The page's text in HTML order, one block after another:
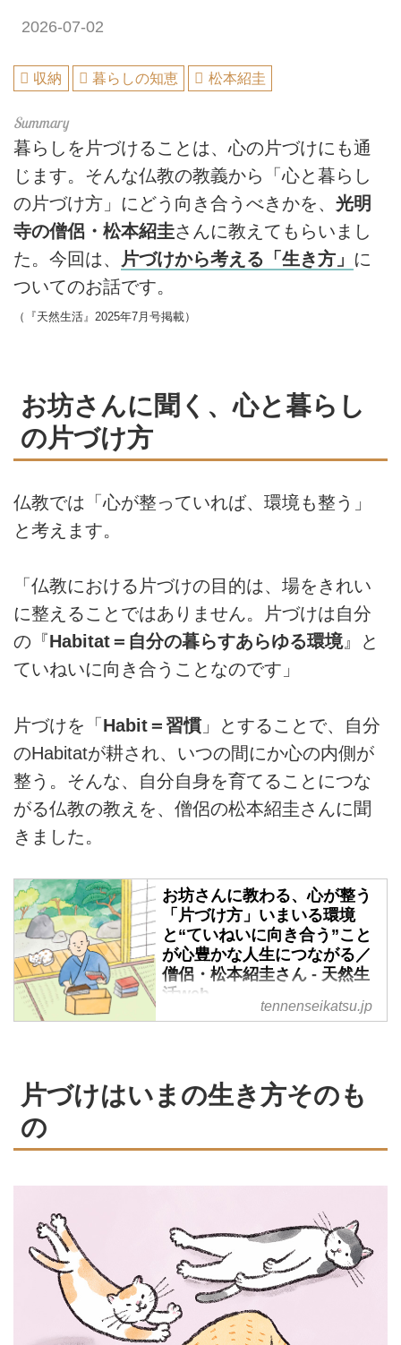
2026-07-02
収納 暮らしの知恵 松本紹圭
暮らしを片づけることは、心の片づけにも通
じます。そんな仏教の教義から「心と暮らし
の片づけ方」にどう向き合うべきかを、 光明
寺の僧侶・松本紹圭さんに教えてもらいまし
た。今回は、
片づけから考える「生き方」 に
ついてのお話です。
（『天然生活』2025年7月号掲載）
お坊さんに聞く、心と暮らし
の片づけ方
仏教では「心が整っていれば、環境も整う」
と考えます。
「仏教における片づけの目的は、場をきれい
に整えることではありません。片づけは自分
の『Habitat＝自分の暮らすあらゆる環境』と
ていねいに向き合うことなのです」
片づけを「 Habit＝習慣」とすることで、自分
のHabitatが耕され、いつの間にか心の内側が
整う。そんな、自分自身を育てることにつな
がる仏教の教えを、僧侶の松本紹圭さんに聞
きました。
お坊さんに教わる、心が整う
「片づけ方」いまいる環境
と“ていねいに向き合う”こと
が心豊かな人生につながる／
僧侶・松本紹圭さん - 天然生
活web
暮らしを片づけることは、心の片
方」にどう向き合うべきかを、光
明寺の僧侶・松本紹圭さんに教え
2025年7月号掲載）
tennenseikatsu.jp
片づけはいまの生き方そのも
の